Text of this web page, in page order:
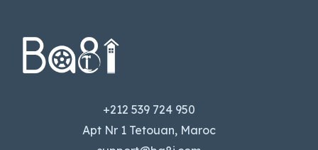
+212 539 724 950
Apt Nr 1 Tetouan, Maroc